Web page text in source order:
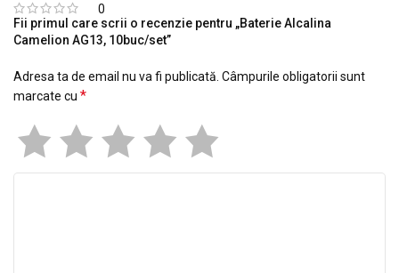
0
Fii primul care scrii o recenzie pentru „Baterie Alcalina
Camelion AG13, 10buc/set”
Adresa ta de email nu va fi publicată. Câmpurile obligatorii sunt
marcate cu *